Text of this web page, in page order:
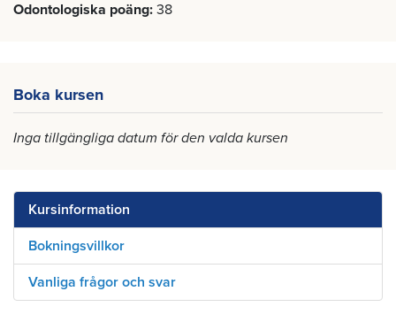
Odontologiska poäng 38
Boka kursen
Inga tillgängliga datum för den valda kursen
Kursinformation
Bokningsvillkor
Vanliga frågor och svar